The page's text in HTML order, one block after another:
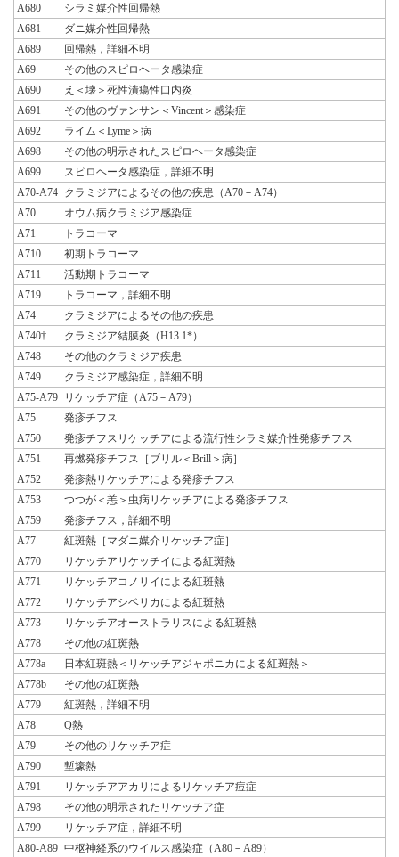
A680
シラミ媒介性回帰熱
A681
ダニ媒介性回帰熱
A689
回帰熱，詳細不明
A69
その他のスピロヘータ感染症
A690
え＜壊＞死性潰瘍性口内炎
A691
その他のヴァンサン＜Vincent＞感染症
A692
ライム＜Lyme＞病
A698
その他の明示されたスピロヘータ感染症
A699
スピロヘータ感染症，詳細不明
A70-A74 クラミジアによるその他の疾患（A70－A74）
A70
オウム病クラミジア感染症
A71
トラコーマ
A710
初期トラコーマ
A711
活動期トラコーマ
A719
トラコーマ，詳細不明
A74
クラミジアによるその他の疾患
A740†
クラミジア結膜炎（H13.1*）
A748
その他のクラミジア疾患
A749
クラミジア感染症，詳細不明
A75-A79
リケッチア症（A75－A79）
A75
発疹チフス
A750
発疹チフスリケッチアによる流行性シラミ媒介性発疹チフス
A751
再燃発疹チフス［ブリル＜Brill＞病］
A752
発疹熱リケッチアによる発疹チフス
A753
つつが＜恙＞虫病リケッチアによる発疹チフス
A759
発疹チフス，詳細不明
A77
紅斑熱［マダニ媒介リケッチア症］
A770
リケッチアリケッチイによる紅斑熱
A771
リケッチアコノリイによる紅斑熱
A772
リケッチアシベリカによる紅斑熱
A773
リケッチアオーストラリスによる紅斑熱
A778
その他の紅斑熱
A778a
日本紅斑熱＜リケッチアジャポニカによる紅斑熱＞
A778b
その他の紅斑熱
A779
紅斑熱，詳細不明
A78
Q熱
A79
その他のリケッチア症
A790
塹壕熱
A791
リケッチアアカリによるリケッチア痘症
A798
その他の明示されたリケッチア症
A799
リケッチア症，詳細不明
A80-A89 中枢神経系のウイルス感染症（A80－A89）